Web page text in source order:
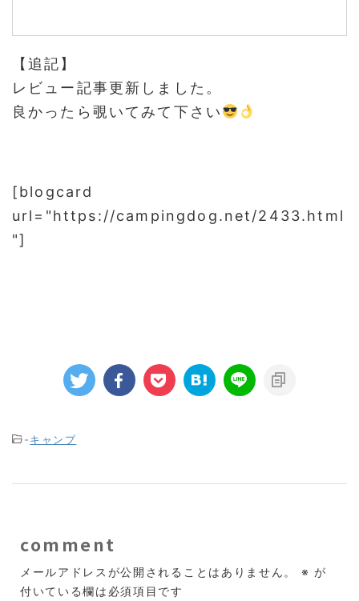
【追記】
レビュー記事更新しました。
良かったら覗いてみて下さい
[blogcard
url="https://campingdog.net/2433.html
"]
-キャンプ
comment
メールアドレスが公開されることはありません。 ※ が
付いている欄は必須項目です